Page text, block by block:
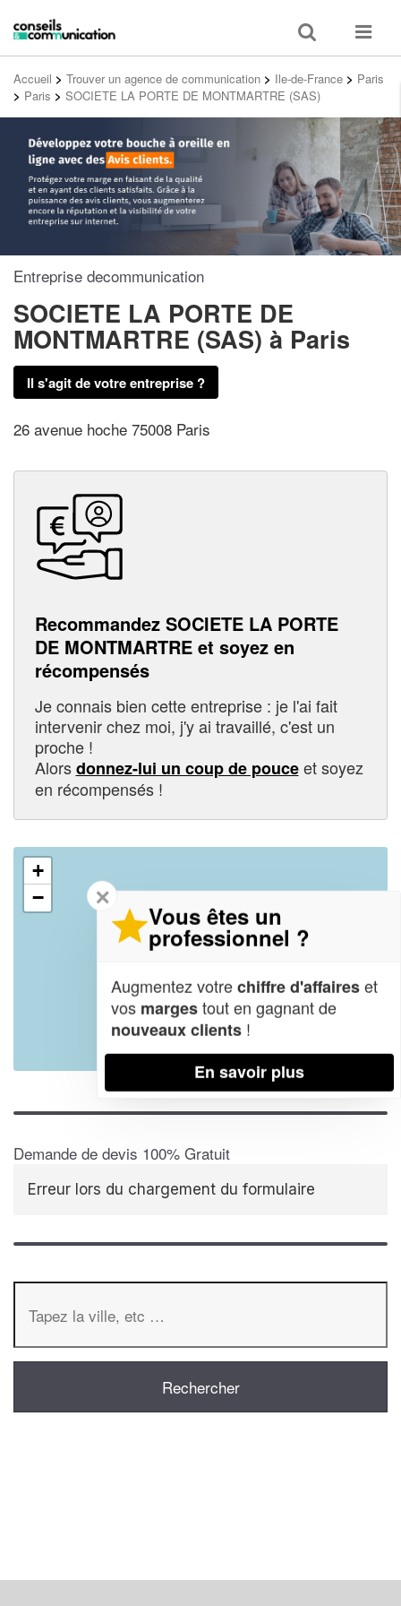
Toggle
search
Toggle
Accueil > Trouver un agence de communication > Ile-de-France > Paris
> Paris > SOCIETE LA PORTE DE MONTMARTRE (SAS)
Entreprise decommunication
SOCIETE LA PORTE DE
MONTMARTRE (SAS) à Paris
Il s'agit de votre entreprise ?
26 avenue hoche 75008 Paris
Recommandez SOCIETE LA PORTE
DE MONTMARTRE et soyez en
récompensés
Je connais bien cette entreprise : je l'ai fait
intervenir chez moi, j'y ai travaillé, c'est un
proche !
Alorsdonnez-lui un coup de pouceet soyez
en récompensés !
+
−
| Map data © OpenStreetMap contributors,
Demande de devis 100% Gratuit
Erreur lors du chargement du formulaire
✕
Vous êtes un
professionnel ?
Augmentez votrechiffre d'affaireset
vos margestout en gagnant de
nouveaux clients !
En savoir plus